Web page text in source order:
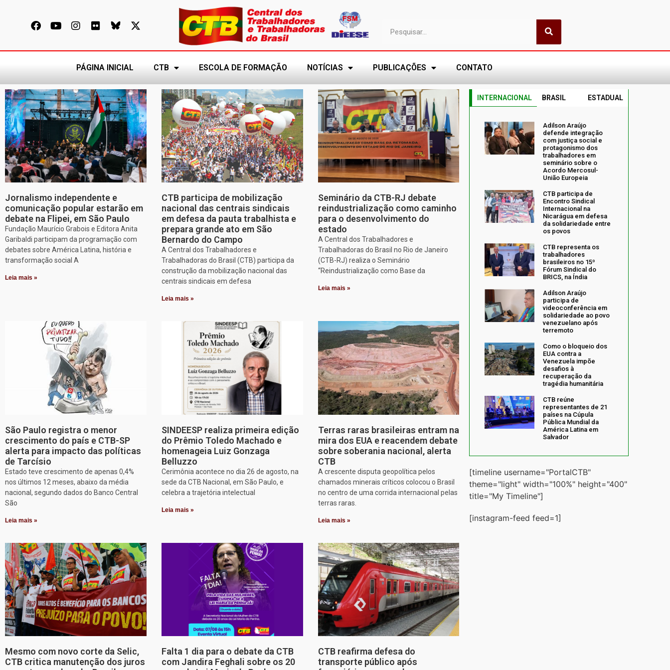
PÁGINA INICIAL CTB ESCOLA DE FORMAÇÃO NOTÍCIAS PUBLICAÇÕES CONTATO
Jornalismo independente e
comunicação popular estarão em
debate na Flipei, em São Paulo
Fundação Maurício Grabois e Editora Anita
Garibaldi participam da programação com
debates sobre América Latina, história e
transformação social A
Leia mais »
CTB participa de mobilização
nacional das centrais sindicais
em defesa da pauta trabalhista e
prepara grande ato em São
Bernardo do Campo
A Central dos Trabalhadores e
Trabalhadoras do Brasil (CTB) participa da
construção da mobilização nacional das
centrais sindicais em defesa
Leia mais »
Seminário da CTB-RJ debate
reindustrialização como caminho
para o desenvolvimento do
estado
A Central dos Trabalhadores e
Trabalhadoras do Brasil no Rio de Janeiro
(CTB-RJ) realiza o Seminário
“Reindustrialização como Base da
Leia mais »
São Paulo registra o menor
crescimento do país e CTB-SP
alerta para impacto das políticas
de Tarcísio
Estado teve crescimento de apenas 0,4%
nos últimos 12 meses, abaixo da média
nacional, segundo dados do Banco Central
São
Leia mais »
SINDEESP realiza primeira edição
do Prêmio Toledo Machado e
homenageia Luiz Gonzaga
Belluzzo
Cerimônia acontece no dia 26 de agosto, na
sede da CTB Nacional, em São Paulo, e
celebra a trajetória intelectual
Leia mais »
Terras raras brasileiras entram na
mira dos EUA e reacendem debate
sobre soberania nacional, alerta
CTB
A crescente disputa geopolítica pelos
chamados minerais críticos colocou o Brasil
no centro de uma corrida internacional pelas
terras raras.
Leia mais »
Mesmo com novo corte da Selic,
CTB critica manutenção dos juros
Falta 1 dia para o debate da CTB
com Jandira Feghali sobre os 20
CTB reafirma defesa do
transporte público após
INTERNACIONAL BRASIL ESTADUAL
Adilson Araújo
defende integração
com justiça social e
protagonismo dos
trabalhadores em
seminário sobre o
Acordo Mercosul-
União Europeia
CTB participa de
Encontro Sindical
Internacional na
Nicarágua em defesa
da solidariedade entre
os povos
CTB representa os
trabalhadores
brasileiros no 15º
Fórum Sindical do
BRICS, na Índia
Adilson Araújo
participa de
videoconferência em
solidariedade ao povo
venezuelano após
terremoto
Como o bloqueio dos
EUA contra a
Venezuela impõe
desafios à
recuperação da
tragédia humanitária
CTB reúne
representantes de 21
países na Cúpula
Pública Mundial da
América Latina em
Salvador
[timeline username="PortalCTB"
theme="light" width="100%" height="400"
title="My Timeline"]
[instagram-feed feed=1]